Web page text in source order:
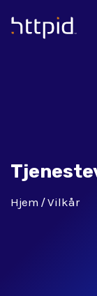
™
Hjem Vilkår